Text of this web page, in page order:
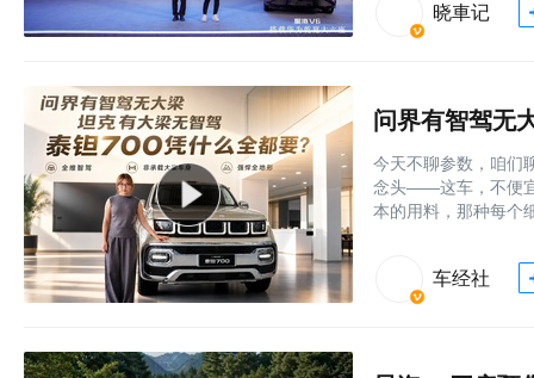
晓車记
今天不聊参数，咱们
念头——这车，不便
本的用料，那种每个
车经社